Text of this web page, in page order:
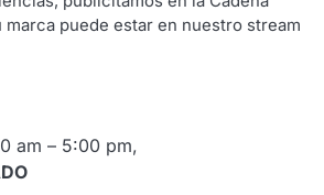
marca puede estar en nuestro stream
am – 5:00 pm,